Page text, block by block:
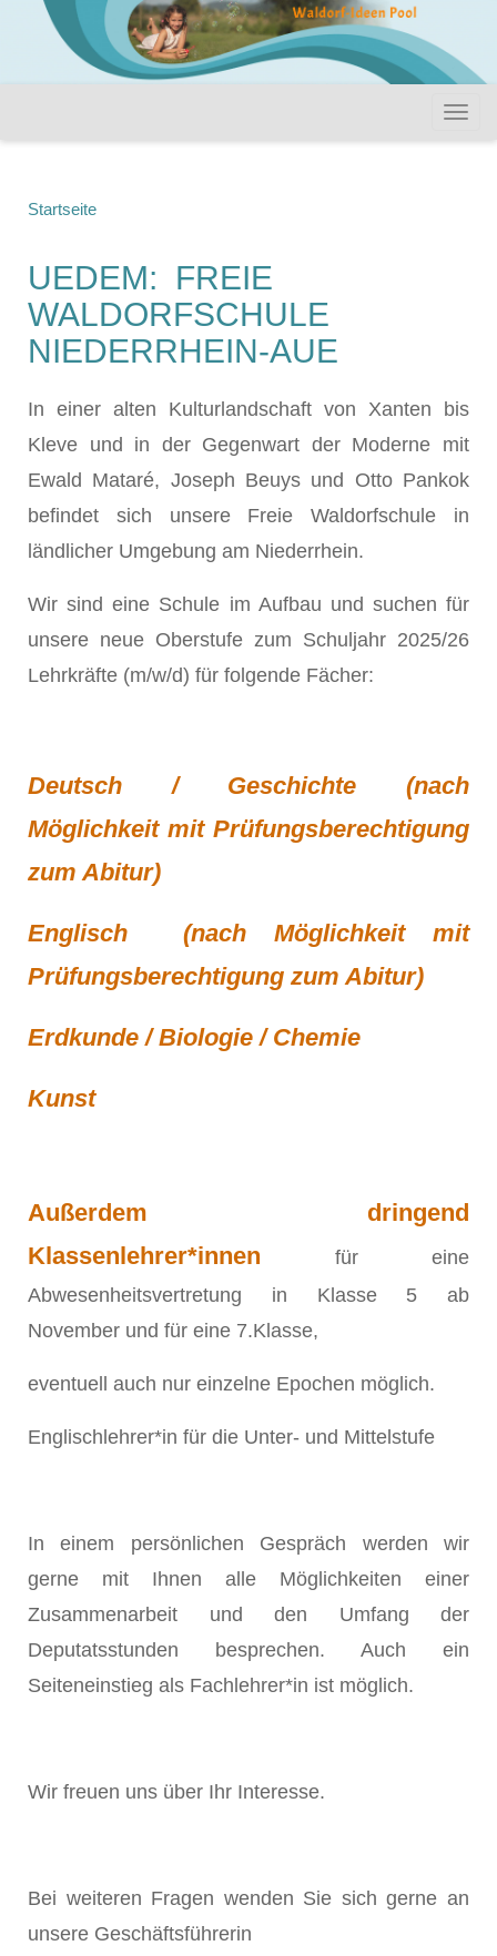
Startseite
UEDEM: FREIE
WALDORFSCHULE
NIEDERRHEIN-AUE
In einer alten Kulturlandschaft von Xanten bis
Kleve und in der Gegenwart der Moderne mit
Ewald Mataré, Joseph Beuys und Otto Pankok
befindet sich unsere Freie Waldorfschule in
ländlicher Umgebung am Niederrhein.
Wir sind eine Schule im Aufbau und suchen für
unsere neue Oberstufe zum Schuljahr 2025/26
Lehrkräfte (m/w/d) für folgende Fächer:
Deutsch / Geschichte (nach
Möglichkeit mit Prüfungsberechtigung
zum Abitur)
Englisch (nach Möglichkeit mit
Prüfungsberechtigung zum Abitur)
Erdkunde / Biologie / Chemie
Kunst
Außerdem dringend
Klassenlehrer*innen für eine
Abwesenheitsvertretung in Klasse 5 ab
November und für eine 7.Klasse,
eventuell auch nur einzelne Epochen möglich.
Englischlehrer*in für die Unter- und Mittelstufe
In einem persönlichen Gespräch werden wir
gerne mit Ihnen alle Möglichkeiten einer
Zusammenarbeit und den Umfang der
Deputatsstunden besprechen. Auch ein
Seiteneinstieg als Fachlehrer*in ist möglich.
Wir freuen uns über Ihr Interesse.
Bei weiteren Fragen wenden Sie sich gerne an
unsere Geschäftsführerin